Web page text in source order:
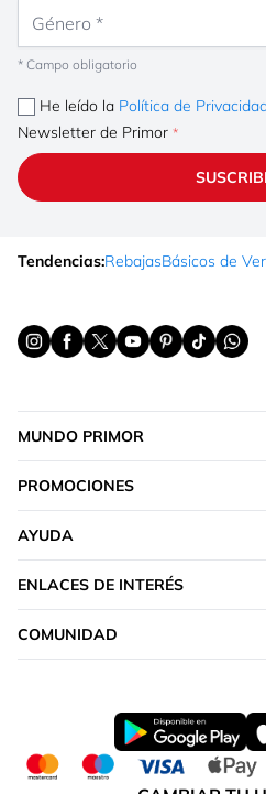
* Campo obligatorio
He leído la Política de
Newsletter de Primor
Tendencias:RebajasBásicos de
MUNDO PRIMOR
PROMOCIONES
AYUDA
ENLACES DE INTERÉS
COMUNIDAD